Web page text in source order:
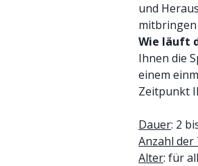
und
mitbringen
Wie läuft
Ihnen die
einem
Zeitpunkt
Dauer: 2
Anzahl der
Alter: für